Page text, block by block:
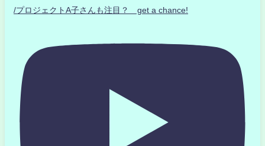
/プロジェクトA子さんも注目？ get a chance!